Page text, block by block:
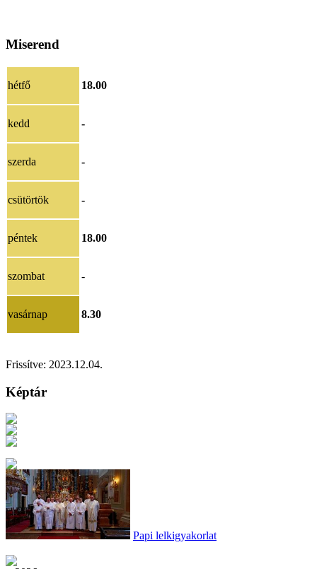
Miserend
hétfő 18.00
kedd -
szerda -
csütörtök -
péntek 18.00
szombat -
vasárnap 8.30
Frissítve: 2023.12.04.
Képtár
Papi lelkigyakorlat